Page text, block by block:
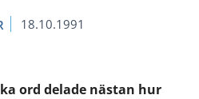
18.10.1991
ord delade nästan hur